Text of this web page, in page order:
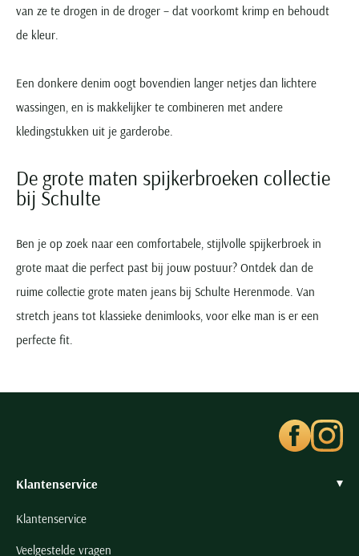
van ze te drogen in de droger – dat voorkomt krimp en behoudt
de kleur.
Een donkere denim oogt bovendien langer netjes dan lichtere
wassingen, en is makkelijker te combineren met andere
kledingstukken uit je garderobe.
De grote maten spijkerbroeken collectie
bij Schulte
Ben je op zoek naar een comfortabele, stijlvolle spijkerbroek in
grote maat die perfect past bij jouw postuur? Ontdek dan de
ruime collectie grote maten jeans bij Schulte Herenmode. Van
stretch jeans tot klassieke denimlooks, voor elke man is er een
perfecte fit.
Klantenservice
Klantenservice
Veelgestelde vragen